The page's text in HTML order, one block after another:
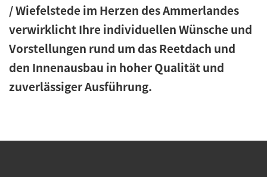
/ Wiefelstede im Herzen des Ammerlandes
verwirklicht Ihre individuellen Wünsche und
Vorstellungen rund um das Reetdach und
den Innenausbau in hoher Qualität und
zuverlässiger Ausführung.